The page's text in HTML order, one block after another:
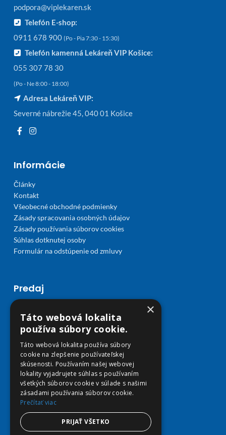
podpora@viplekaren.sk
Telefón E-shop:
0911 678 900 (Po - Pia 7:30 - 15:30)
Telefón kamenná Lekáreň VIP Košice:
055 307 78 30
(Po - Ne 8:00 - 18:00)
Adresa Lekáreň VIP:
Severné nábrežie 45, 040 01 Košice
Informácie
Články
Kontakt
Všeobecné obchodné podmienky
Zásady spracovania osobných údajov
Zásady používania súborov cookies
Súhlas dotknutej osoby
Formulár na odstúpenie od zmluvy
Predaj
Obľúbené
Košík
Doprava a platba
×
Táto webová lokalita
používa súbory cookie.
Táto webová lokalita používa súbory
cookie na zlepšenie používateľskej
skúsenosti. Používaním našej webovej
lokality vyjadrujete súhlas s používaním
všetkých súborov cookie v súlade s našimi
zásadami používania súborov cookie.
Prečítať viac
PRIJAŤ VŠETKO